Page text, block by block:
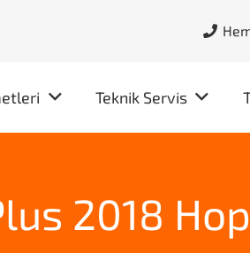
Teknik Servis
2018